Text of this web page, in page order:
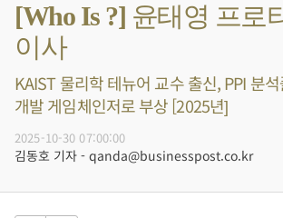
[Who Is ?] 윤태영 프로
이사
KAIST 물리학 테뉴어 교수 출신, PPI 분
개발 게임체인저로 부상 [2025년]
2025-10-30 07:00:00
김동호 기자 - qanda@businesspost.co.kr